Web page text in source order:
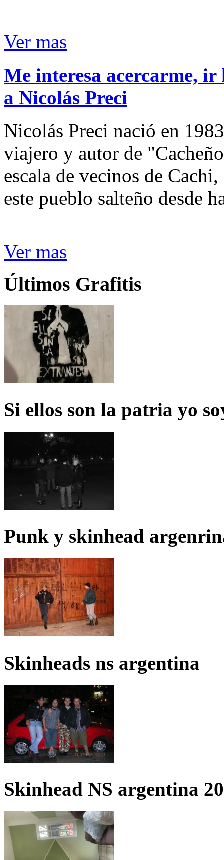
Ver mas
Me interesa acercarme,
a Nicolás Preci
Nicolás Preci nació en
viajero y autor de
escala de vecinos de
este pueblo salteño desde
Ver mas
Últimos Grafitis
Si ellos son la patria yo
Punk y skinhead
Skinheads ns argentina
Skinhead NS argentina